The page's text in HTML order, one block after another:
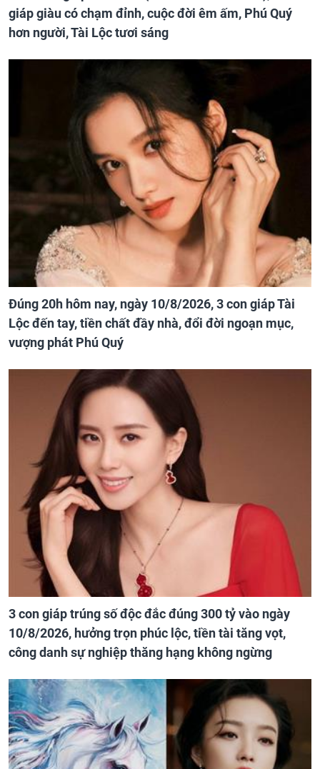
giáp giàu có chạm đỉnh, cuộc đời êm ấm, Phú Quý
hơn người, Tài Lộc tươi sáng
Đúng 20h hôm nay, ngày 10/8/2026, 3 con giáp Tài
Lộc đến tay, tiền chất đầy nhà, đổi đời ngoạn mục,
vượng phát Phú Quý
3 con giáp trúng số độc đắc đúng 300 tỷ vào ngày
10/8/2026, hưởng trọn phúc lộc, tiền tài tăng vọt,
công danh sự nghiệp thăng hạng không ngừng